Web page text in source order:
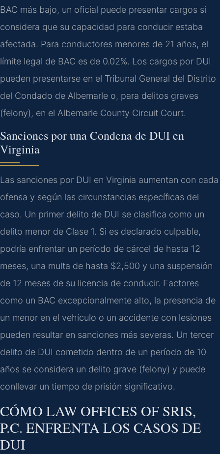
BAC más bajo, un oficial puede presentar cargos si
considera que su capacidad para conducir estaba
afectada. Para conductores menores de 21 años, el
límite legal de BAC es de 0.02%. Los cargos por DUI
pueden presentarse en el Tribunal General del Distrito
del Condado de Albemarle o, para delitos graves
(felony), en el Albemarle County Circuit Court.
Sanciones por una Condena de DUI en
Virginia
Las sanciones por DUI en Virginia aumentan con cada
ofensa y según las circunstancias específicas del
caso. Un primer delito de DUI se clasifica como un
delito menor de Clase 1. Si es declarado culpable,
podría enfrentar un período de cárcel de hasta 12
meses, una multa de hasta $2,500 y una suspensión
de 12 meses de su licencia de conducir. Factores
como un BAC excepcionalmente alto, la presencia de
un menor en el vehículo o un accidente con lesiones
pueden resultar en sanciones más severas. Un tercer
delito de DUI cometido dentro de un período de 10
años se considera un delito grave (felony) y puede
conllevar un tiempo de prisión significativo.
CÓMO LAW OFFICES OF SRIS,
P.C. ENFRENTA LOS CASOS DE
DUI